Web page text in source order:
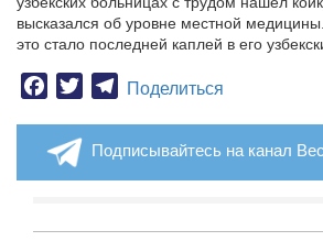
высказался об уровне местной
это стало последней каплей в его
Facebook
TwitterTelegram
Поделиться
Подписывайтесь на канал